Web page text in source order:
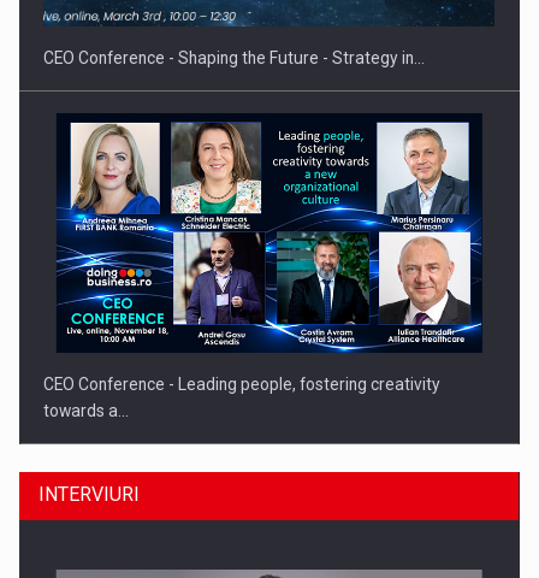
CEO Conference - Shaping the Future - Strategy in…
CEO Conference - Leading people, fostering creativity
towards a…
INTERVIURI